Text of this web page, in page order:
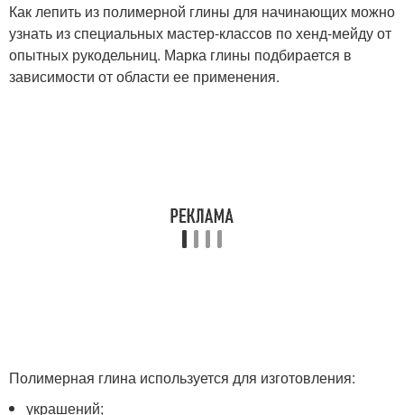
Как лепить из полимерной глины для начинающих можно
узнать из специальных мастер-классов по хенд-мейду от
опытных рукодельниц. Марка глины подбирается в
зависимости от области ее применения.
Полимерная глина используется для изготовления:
украшений;